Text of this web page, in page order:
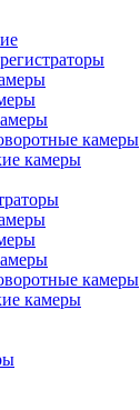
камеры
камеры
камеры
камеры